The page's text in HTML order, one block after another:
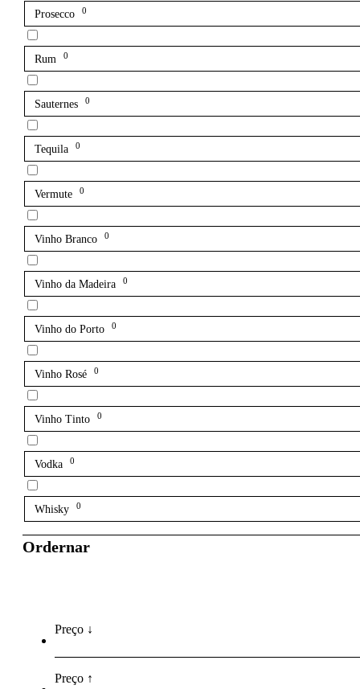
Prosecco 0
Rum 0
Sauternes 0
Tequila 0
Vermute 0
Vinho Branco 0
Vinho da Madeira 0
Vinho do Porto 0
Vinho Rosé 0
Vinho Tinto 0
Vodka 0
Whisky 0
Ordernar
Preço ↓
Preço ↑